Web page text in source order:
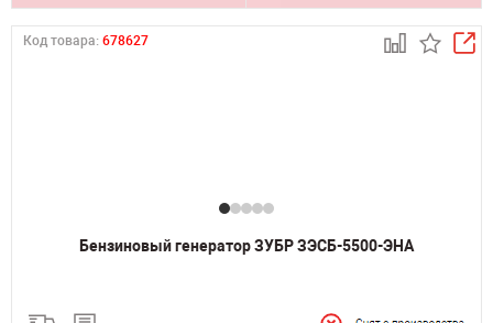
Код товара: 678627
Бензиновый генератор ЗУБР ЗЭСБ-5500-ЭНА